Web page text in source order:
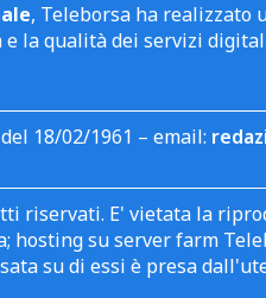
, Teleborsa ha realizzato
e la qualità dei servizi
18/02/1961 – email:
riservati. E' vietata la
hosting su server farm
su di essi è presa